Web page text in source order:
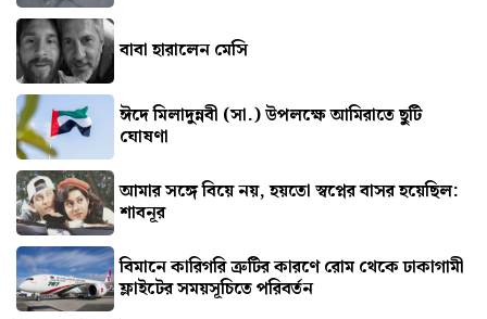
বাবা হারালেন মেসি
ঈদে মিলাদুন্নবী (সা.) উপলক্ষে আমিরাতে ছুটি
ঘোষণা
আমার সঙ্গে বিয়ে নয়, হয়তো স্বপ্নের বাসর হয়েছিল:
শাবনূর
বিমানে কারিগরি ত্রুটির কারণে রোম থেকে ঢাকাগামী
ফ্লাইটের সময়সূচিতে পরিবর্তন